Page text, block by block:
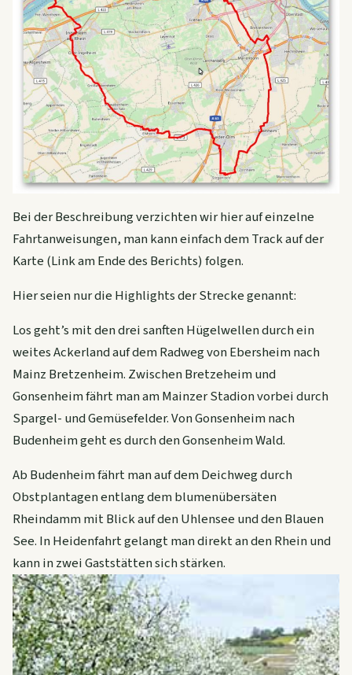
Bei der Beschreibung verzichten wir hier auf einzelne
Fahrtanweisungen, man kann einfach dem Track auf der
Karte (Link am Ende des Berichts) folgen.
Hier seien nur die Highlights der Strecke genannt:
Los geht’s mit den drei sanften Hügelwellen durch ein
weites Ackerland auf dem Radweg von Ebersheim nach
Mainz Bretzenheim. Zwischen Bretzeheim und
Gonsenheim fährt man am Mainzer Stadion vorbei durch
Spargel- und Gemüsefelder. Von Gonsenheim nach
Budenheim geht es durch den Gonsenheim Wald.
Ab Budenheim fährt man auf dem Deichweg durch
Obstplantagen entlang dem blumenübersäten
Rheindamm mit Blick auf den Uhlensee und den Blauen
See. In Heidenfahrt gelangt man direkt an den Rhein und
kann in zwei Gaststätten sich stärken.